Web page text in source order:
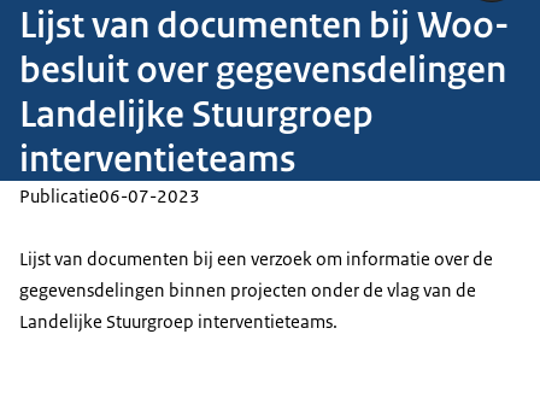
Lijst van documenten bij Woo-
besluit over gegevensdelingen
Landelijke Stuurgroep
interventieteams
Publicatie06-07-2023
Lijst van documenten bij een verzoek om informatie over de
gegevensdelingen binnen projecten onder de vlag van de
Landelijke Stuurgroep interventieteams.